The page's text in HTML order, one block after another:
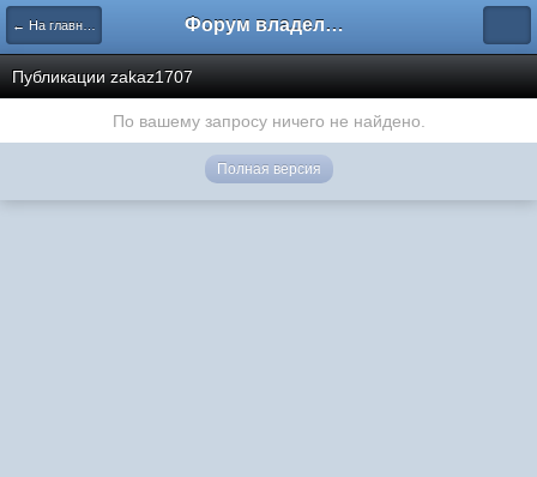
← На главную Форум владельцев интернет-магазинов
Публикации zakaz1707
По вашему запросу ничего не найдено.
Полная версия